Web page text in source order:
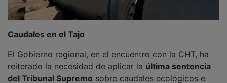
reiterado la necesidad de aplicar la última sentencia
del Tribunal Supremo sobre caudales ecológicos e